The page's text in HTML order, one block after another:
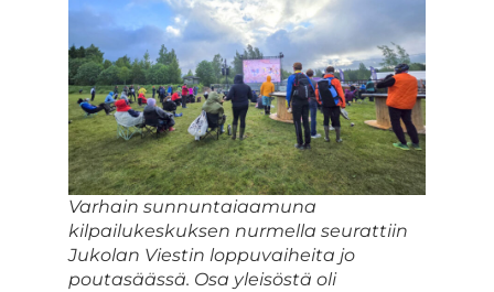
Varhain sunnuntaiaamuna
kilpailukeskuksen nurmella seurattiin
Jukolan Viestin loppuvaiheita jo
poutasäässä. Osa yleisöstä oli